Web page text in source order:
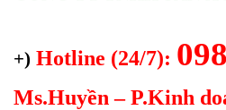
+) Hotline (24/7):
Ms.Huyền – P.Kinh